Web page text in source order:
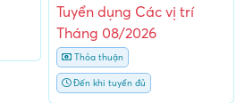
Tuyển dụng Các vị trí
Tháng 08/2026
Thỏa thuận
Đến khi tuyển đủ